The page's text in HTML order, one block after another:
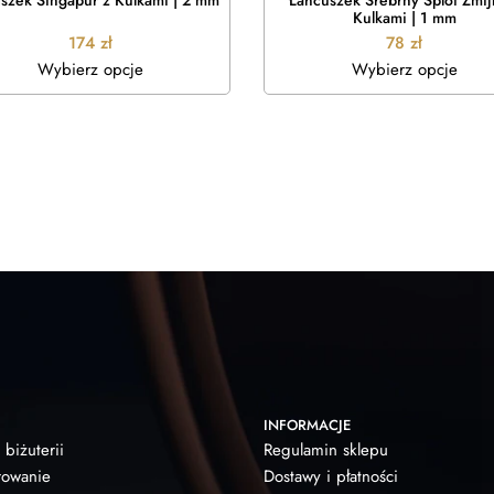
174 zł
Wybierz opcje
Kulkami | 1 mm
78 zł
Wybierz opcje
biżuterii
INFORMACJE
Regulamin sklepu
Dostawy i płatności